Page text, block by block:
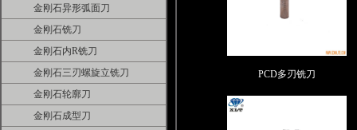
金刚石异形弧面刀
金刚石铣刀
金刚石内R铣刀
金刚石三刃螺旋立铣刀
金刚石轮廓刀
金刚石成型刀
PCD多刃铣刀